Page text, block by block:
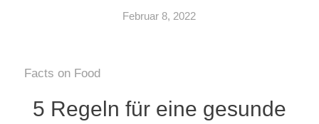
Februar 8, 2022
Facts on Food
5 Regeln für eine gesunde